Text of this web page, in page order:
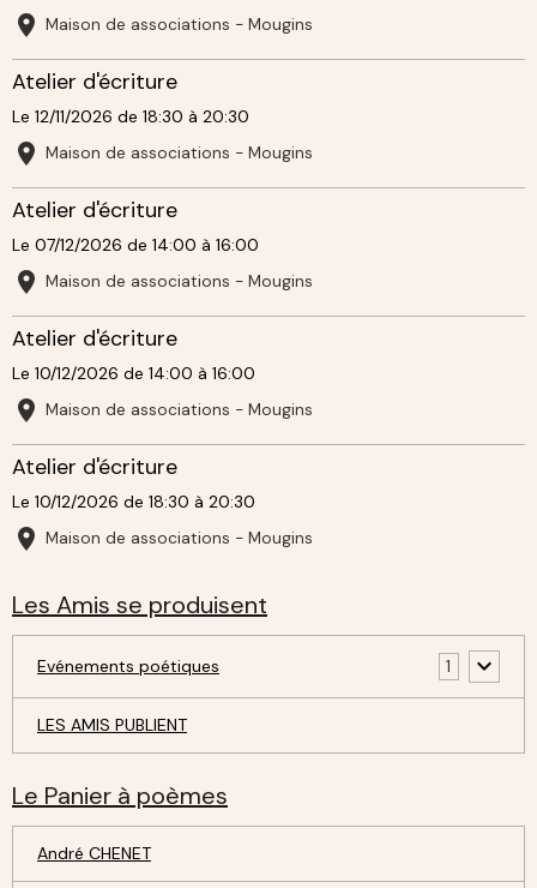
Maison de associations - Mougins
Atelier d'écriture
Le 12/11/2026 de 18:30 à 20:30
Maison de associations - Mougins
Atelier d'écriture
Le 07/12/2026 de 14:00 à 16:00
Maison de associations - Mougins
Atelier d'écriture
Le 10/12/2026 de 14:00 à 16:00
Maison de associations - Mougins
Atelier d'écriture
Le 10/12/2026 de 18:30 à 20:30
Maison de associations - Mougins
Les Amis se produisent
Evénements poétiques 1
LES AMIS PUBLIENT
Le Panier à poèmes
André CHENET